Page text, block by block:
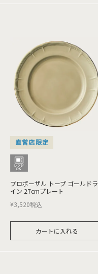
直営店限定
プロポーザル トープ ゴールドラ
イン 27cmプレート
¥3,520税込
カートに入れる